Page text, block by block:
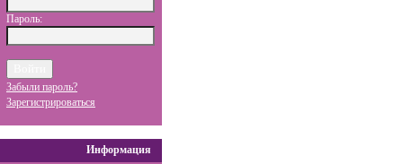
Пароль:
Забыли пароль?
Зарегистрироваться
Информация